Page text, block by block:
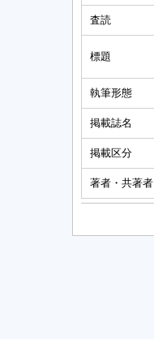
査読
標題
執筆形態
掲載誌名
掲載区分
著者・共著者